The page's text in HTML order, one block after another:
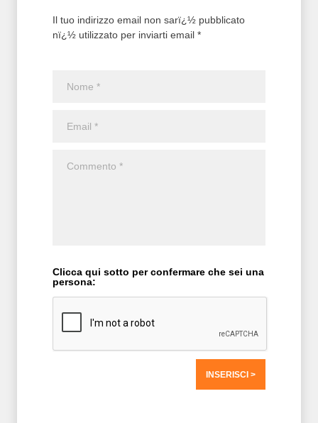
Il tuo indirizzo email non sarï¿½ pubblicato
nï¿½ utilizzato per inviarti email *
Clicca qui sotto per confermare che sei una
persona: